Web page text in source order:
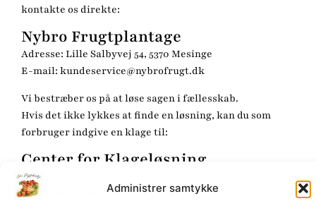
Administrer samtykke
kontakte os direkte:
Nybro Frugtplantage
Adresse: Lille Salbyvej 54, 5370 Mesinge
E-mail: kundeservice@nybrofrugt.dk
Vi bestræber os på at løse sagen i fællesskab.
Hvis det ikke lykkes at finde en løsning, kan du som
forbruger indgive en klage til:
Center for Klageløsning
Nævnenes Hus
Toldboden 2, 8800 Viborg